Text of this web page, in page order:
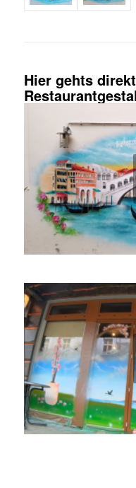
Hier gehts